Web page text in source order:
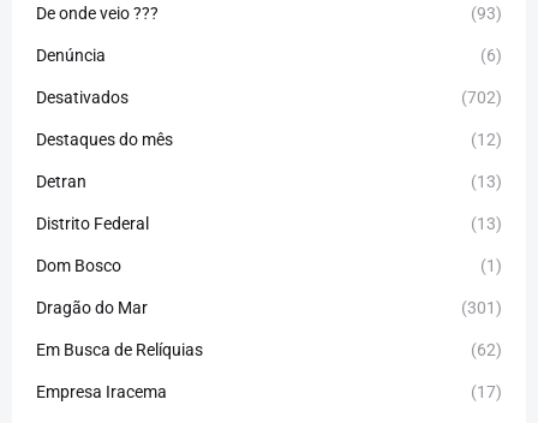
De onde veio ??? (93)
Denúncia (6)
Desativados (702)
Destaques do mês (12)
Detran (13)
Distrito Federal (13)
Dom Bosco (1)
Dragão do Mar (301)
Em Busca de Relíquias (62)
Empresa Iracema (17)